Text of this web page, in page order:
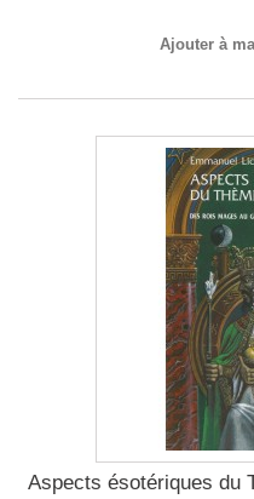
Ajouter à
Aspects ésotériques du